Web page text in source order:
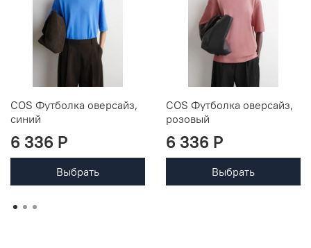
COS Футболка оверсайз,
синий
6 336 P
Выбрать
COS Футболка оверсайз,
розовый
6 336 P
Выбрать